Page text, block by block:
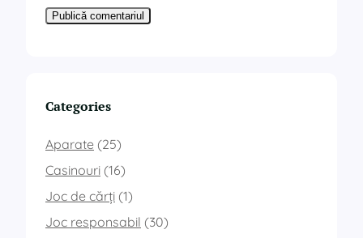
Categories
Aparate (25)
Casinouri (16)
Joc de cărți (1)
Joc responsabil (30)